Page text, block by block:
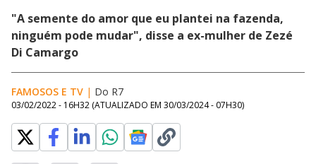
"A semente do amor que eu plantei na fazenda,
ninguém pode mudar", disse a ex-mulher de Zezé
Di Camargo
FAMOSOS E TV | Do R7
03/02/2022 - 16H32 (ATUALIZADO EM 30/03/2024 - 07H30)